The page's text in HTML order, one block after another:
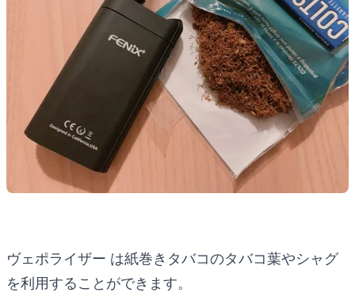
ヴェポライザー は紙巻きタバコのタバコ葉やシャグ
を利用することができます。